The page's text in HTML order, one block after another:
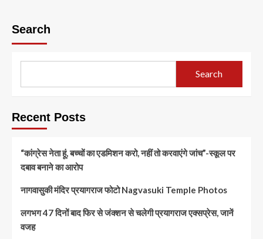
Search
Search
Recent Posts
“कांग्रेस नेता हूं, बच्चों का एडमिशन करो, नहीं तो करवाएंगे जांच”-स्कूल पर
दबाव बनाने का आरोप
नागवासुकी मंदिर प्रयागराज फोटो Nagvasuki Temple Photos
लगभग 47 दिनों बाद फिर से जंक्शन से चलेगी प्रयागराज एक्सप्रेस, जानें
वजह